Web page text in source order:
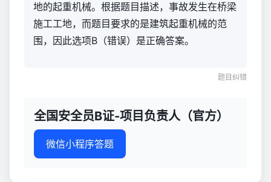
地的起重机械。根据题目描述，事故发生在桥梁
施工工地，而题目要求的是建筑起重机械的范
围，因此选项B（错误）是正确答案。
题目纠错
全国安全员B证-项目负责人（官方）
微信小程序答题